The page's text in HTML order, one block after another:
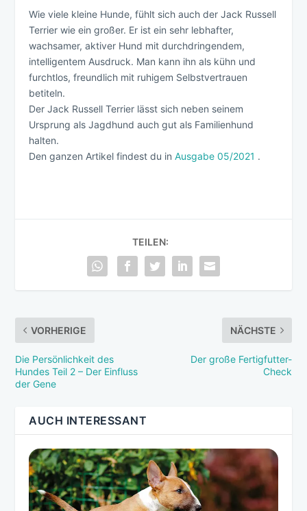
Wie viele kleine Hunde, fühlt sich auch der Jack Russell
Terrier wie ein großer. Er ist ein sehr lebhafter,
wachsamer, aktiver Hund mit durchdringendem,
intelligentem Ausdruck. Man kann ihn als kühn und
furchtlos, freundlich mit ruhigem Selbstvertrauen
betiteln.
Der Jack Russell Terrier lässt sich neben seinem
Ursprung als Jagdhund auch gut als Familienhund
halten.
Den ganzen Artikel findest du inAusgabe 05/2021 .
TEILEN:
VORHERIGE
Die Persönlichkeit des
Hundes Teil 2 – Der Einfluss
der Gene
NÄCHSTE
Der große Fertigfutter-
Check
AUCH INTERESSANT